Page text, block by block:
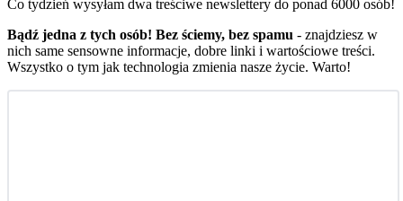
Co tydzień wysyłam dwa treściwe newslettery do ponad 6000 osób!
Bądź jedna z tych osób! Bez ściemy, bez spamu - znajdziesz w
nich same sensowne informacje, dobre linki i wartościowe treści.
Wszystko o tym jak technologia zmienia nasze życie. Warto!